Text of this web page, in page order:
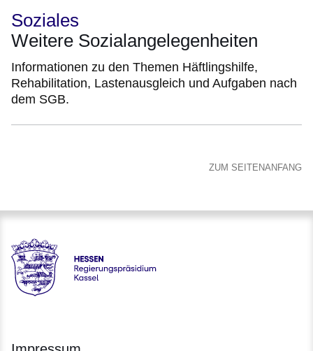
Soziales
Weitere Sozialangelegenheiten
Informationen zu den Themen Häftlingshilfe,
Rehabilitation, Lastenausgleich und Aufgaben nach
dem SGB.
ZUM SEITENANFANG
Hessen - Regierungspräsidium Kassel